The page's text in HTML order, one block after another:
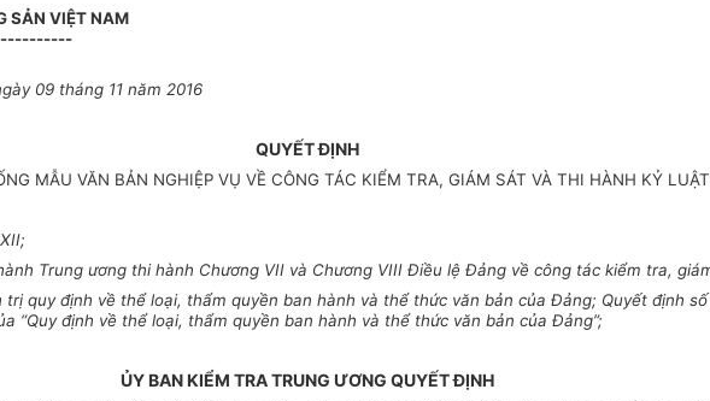
SẢN VIỆT NAM
09tháng 11năm 2016
QUYẾT ĐỊNH
MẪU VĂN BẢN NGHIỆP VỤ VỀ CÔNG TÁC KIỂM TRA, GIÁM SÁT VÀ THI HÀNH KỶ
XII;
Trung ương thi hành Chương VII và Chương VIII Điều lệ Đảng về công tác kiểm tra,
trị quy định về thể loại, thẩm quyền ban hành và thể thức văn bản của Đảng; Quyết định
“Quy định về thể loại, thẩm quyền ban hành và thểthức văn bản của Đảng”;
ỦY BAN KIỂM TRA TRUNG ƯƠNG QUYẾT ĐỊNH